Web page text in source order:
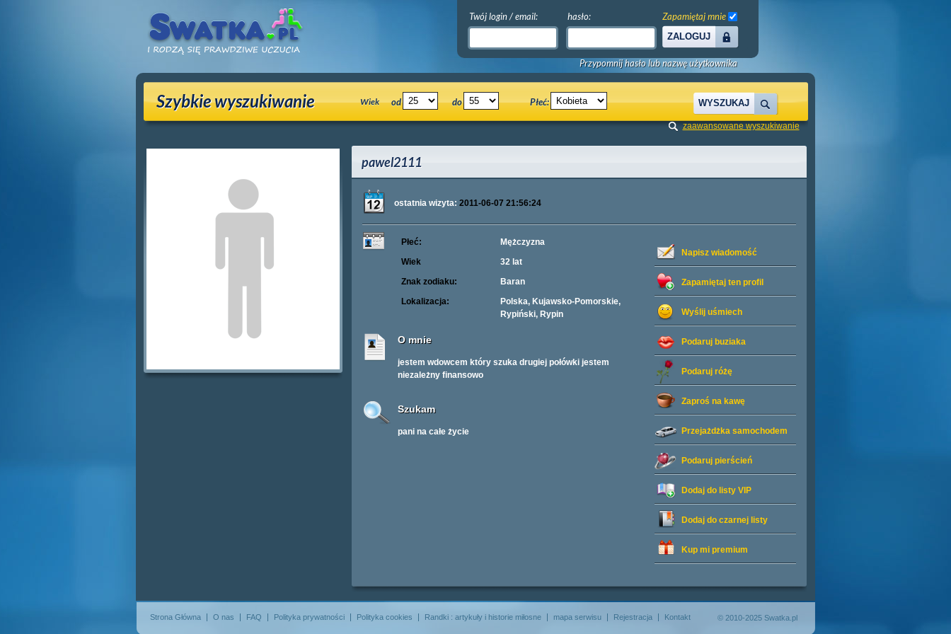
Twój login / email: hasło:
ZALOGUJ
Zapamiętaj mnie
Przypomnij hasło lub nazwę użytkownika
Szybkie wyszukiwanie Wiek od do Płeć: WYSZUKAJ
zaawansowane wyszukiwanie
pawel2111
ostatnia wizyta: 2011-06-07 21:56:24
Napisz wiadomość
Zapamiętaj ten profil
Wyślij uśmiech
Podaruj buziaka
Podaruj różę
Zaproś na kawę
Przejażdżka samochodem
Podaruj pierścień
Dodaj do listy VIP
Dodaj do czarnej listy
Kup mi premium
Płeć:
Mężczyzna
Wiek
32 lat
Znak zodiaku:
Baran
Lokalizacja:
Polska, Kujawsko-Pomorskie,
Rypiński, Rypin
O mnie
jestem wdowcem który szuka drugiej połówki jestem
niezależny finansowo
Szukam
pani na całe życie
Strona Główna O nas FAQ Polityka prywatności Polityka cookies Randki : artykuły i historie miłosne mapa serwisu Rejestracja Kontakt © 2010-2025 Swatka.pl